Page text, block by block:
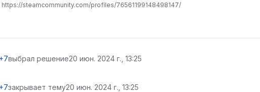
https://steamcommunity.com/profiles/76561199148498147/
выбрал решение20 июн. 2024 г., 13:25
закрывает тему20 июн. 2024 г., 13:25